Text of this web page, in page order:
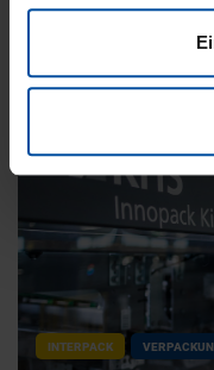
Generation zeigt
auf der interpack…
INTERPACK